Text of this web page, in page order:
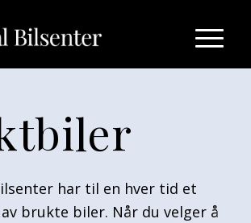
har til en hver tid et
brukte biler. Når du velger å